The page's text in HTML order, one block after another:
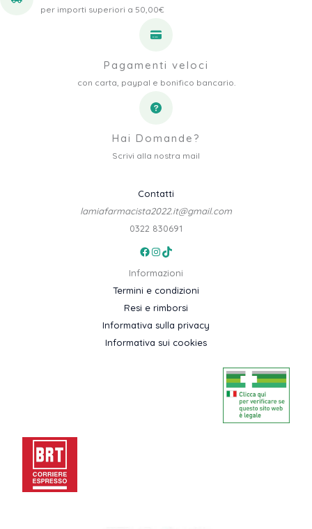
per importi superiori a 50,00€
Pagamenti veloci
con carta, paypal e bonifico bancario.
Hai Domande?
Scrivi alla nostra mail
Contatti
lamiafarmacista2022.it@gmail.com
0322 830691
Facebook
Instagram
TikTok
Informazioni
Termini e condizioni
Resi e rimborsi
Informativa sulla privacy
Informativa sui cookies